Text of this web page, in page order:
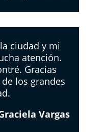
ciudad y mi
atención.
Gracias
los grandes
Vargas